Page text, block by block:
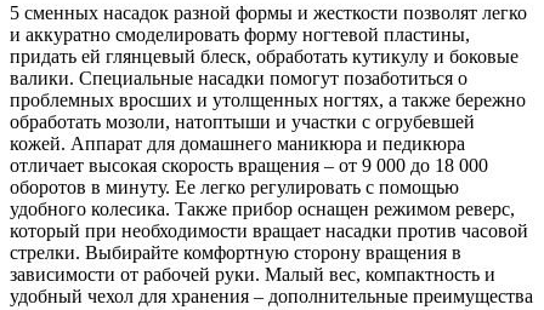
5 сменных насадок разной формы и жесткости позволят легко
и аккуратно смоделировать форму ногтевой пластины,
придать ей глянцевый блеск, обработать кутикулу и боковые
валики. Специальные насадки помогут позаботиться о
проблемных вросших и утолщенных ногтях, а также бережно
обработать мозоли, натоптыши и участки с огрубевшей
кожей. Аппарат для домашнего маникюра и педикюра
отличает высокая скорость вращения – от 9 000 до 18 000
оборотов в минуту. Ее легко регулировать с помощью
удобного колесика. Также прибор оснащен режимом реверс,
который при необходимости вращает насадки против часовой
стрелки. Выбирайте комфортную сторону вращения в
зависимости от рабочей руки. Малый вес, компактность и
удобный чехол для хранения – дополнительные преимущества